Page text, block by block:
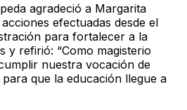
agradeció a Margarita
efectuadas desde el
para fortalecer a la
y refirió: “Como magisterio
nuestra vocación de
que la educación llegue a